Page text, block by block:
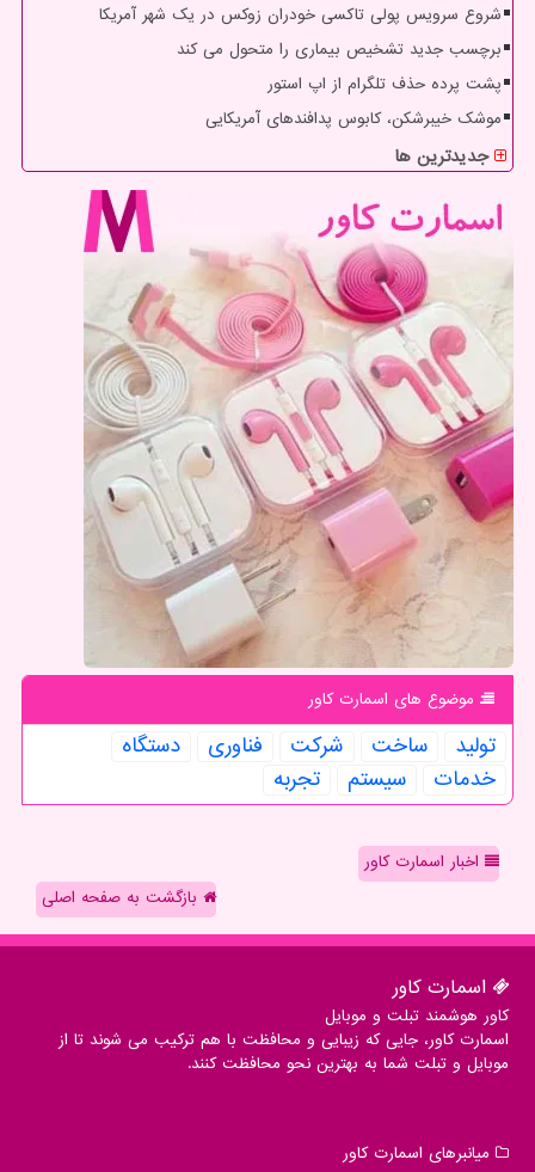
شروع سرویس پولی تاکسی خودران زوکس در یک شهر آمریکا
برچسب جدید تشخیص بیماری را متحول می کند
پشت پرده حذف تلگرام از اپ استور
موشک خیبرشکن، کابوس پدافندهای آمریکایی
جدیدترین ها
موضوع های اسمارت كاور
تولید ساخت شركت فناوری
دستگاه
خدمات
سیستم تجربه
اخبار اسمارت کاور
بازگشت به صفحه اصلی
اسمارت كاور
کاور هوشمند تبلت و موبایل
اسمارت کاور، جایی که زیبایی و محافظت با هم ترکیب می شوند تا از
موبایل و تبلت شما به بهترین نحو محافظت کنند.
میانبرهای اسمارت كاور